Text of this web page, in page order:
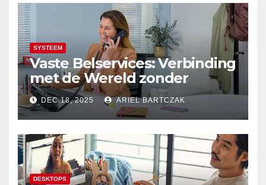
SYSTEEM
Vaste Belservices: Verbinding
met de Wereld zonder
Onderbrekingen – Alleen bij
Budget Internet
DEC 18, 2025 ARIEL BARTCZAK
DESKTOPS